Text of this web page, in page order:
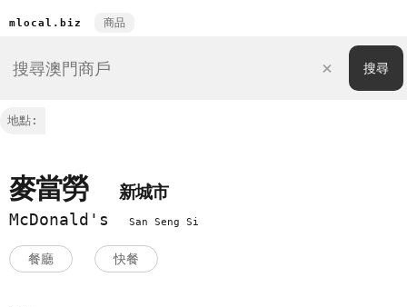
mlocal.biz 商品
地點:
麥當勞
新城市
McDonald's
San Seng Si
餐廳 快餐